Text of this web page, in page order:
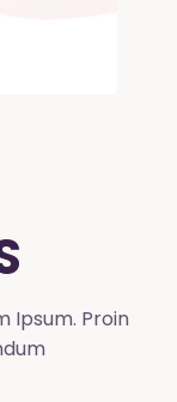
Ipsum. Proin